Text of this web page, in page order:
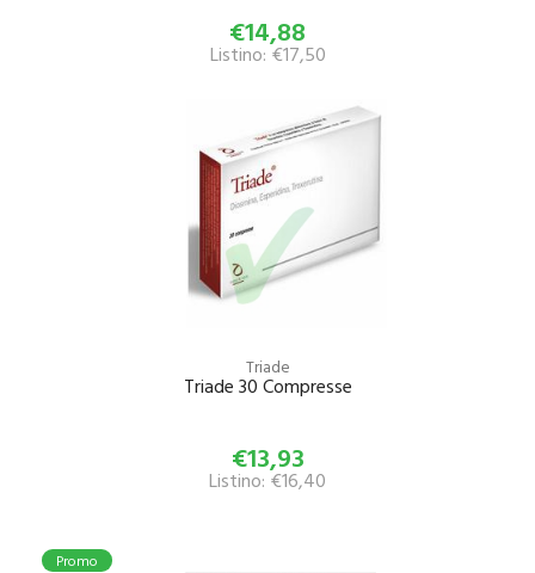
€14,88
Listino: €17,50
Triade
Triade 30 Compresse
€13,93
Listino: €16,40
Promo